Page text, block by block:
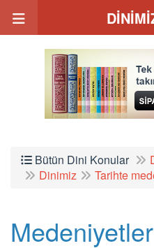
Bütün Dini Konular
Dinimiz
Tarihte
Medeniyetler